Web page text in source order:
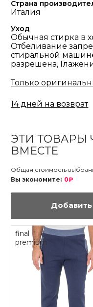
Страна
Италия
Уход
Обычная стирка в
Отбеливание
стиральной
разрешена,
Только
14 дней на возврат
ЭТИ ТОВАРЫ
ВМЕСТЕ
Общая стоимость
Вы экономите: 0₽
Добавить
final
premium